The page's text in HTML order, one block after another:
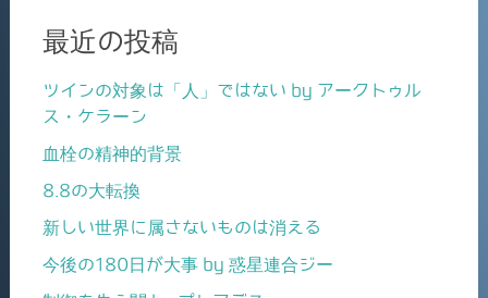
最近の投稿
ツインの対象は「人」ではない by アークトゥル
ス・ケラーン
血栓の精神的背景
8.8の大転換
新しい世界に属さないものは消える
今後の180日が大事 by 惑星連合ジー